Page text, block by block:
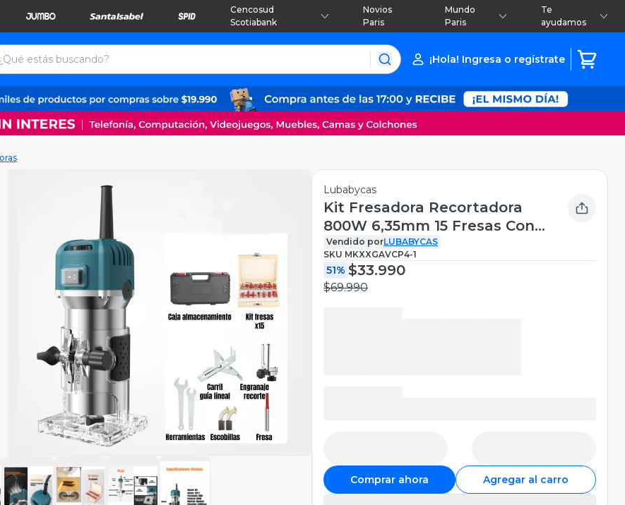
Cencosud
Scotiabank
Novios
Paris
Mundo
Paris
Te
ayudamos
¡Hola! Ingresa o regístrate
Lubabycas
Kit Fresadora Recortadora
800W 6,35mm 15 Fresas Con
Caja K01
Vendido porLUBABYCAS
SKU MKXXGAVCP4-1
51% $33.990
$69.990
Comprar ahora Agregar al carro